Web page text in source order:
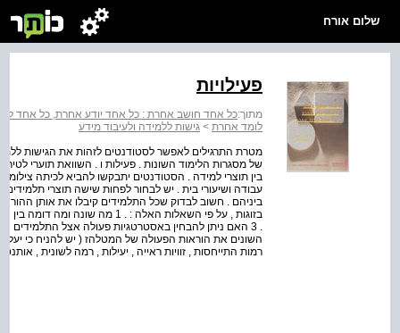
שלום אורח
פעילויות
מתוך:כל אחד חושב אחרת : כל אחד יודע אחרת, כל אחד
לומד אחרת > גישות ללמידה ולעיבוד מידע
מטרת התרגילים לאפשר לסטודנטים לזהות את הגישות
של מסגרות הלימוד השונות . פעילות ו . השוואת תוערי
בין תוצרי למידה . הסטודנטים יתבקשו להביא לכיתה
עבודה ושיעורי בית . יש לבחור לפחות שישה תוצרי
ביניהם . חשוב לבדוק שכל התלמידים קיבלו את אותן
השונים את הוראות הפעולה של המטלהז ( יש להניח כי יעלו
רמות התייחסות , זוויות ראייה , יעילות , רמה לשונית ,